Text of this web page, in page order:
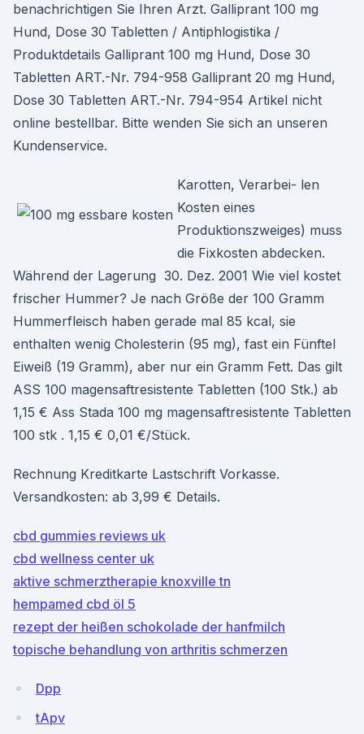
benachrichtigen Sie Ihren Arzt. Galliprant 100 mg
Hund, Dose 30 Tabletten / Antiphlogistika /
Produktdetails Galliprant 100 mg Hund, Dose 30
Tabletten ART.-Nr. 794-958 Galliprant 20 mg Hund,
Dose 30 Tabletten ART.-Nr. 794-954 Artikel nicht
online bestellbar. Bitte wenden Sie sich an unseren
Kundenservice.
Karotten, Verarbei- len
Kosten eines
Produktionszweiges) muss
die Fixkosten abdecken.
Während der Lagerung 30. Dez. 2001 Wie viel kostet
frischer Hummer? Je nach Größe der 100 Gramm
Hummerfleisch haben gerade mal 85 kcal, sie
enthalten wenig Cholesterin (95 mg), fast ein Fünftel
Eiweiß (19 Gramm), aber nur ein Gramm Fett. Das gilt
ASS 100 magensaftresistente Tabletten (100 Stk.) ab
1,15 € Ass Stada 100 mg ma­gen­saft­re­sis­ten­te Tabletten
100 stk . 1,15 € 0,01 €/Stück.
Rechnung Kreditkarte Lastschrift Vorkasse.
Versandkosten: ab 3,99 € Details.
cbd gummies reviews uk
cbd wellness center uk
aktive schmerztherapie knoxville tn
hempamed cbd öl 5
rezept der heißen schokolade der hanfmilch
topische behandlung von arthritis schmerzen
Dpp
tApv